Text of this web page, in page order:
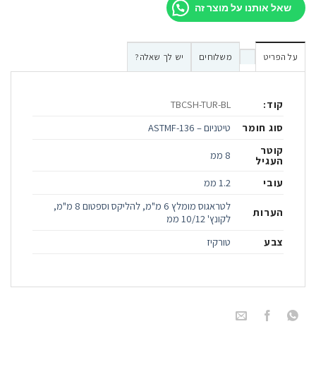
שאל אותנו על מוצר זה
על הפריט משלוחים יש לך שאלה?
קוד:
TBCSH-TUR-BL
סוג חומר
טיטניום – ASTMF-136
קוטר
העגיל 8 ממ
עובי 1.2 ממ
הערות
לטראגוס מומלץ 6 מ"מ, להליקס וספטום 8 מ"מ,
לקונץ' 10/12 ממ
צבע
טורקיז